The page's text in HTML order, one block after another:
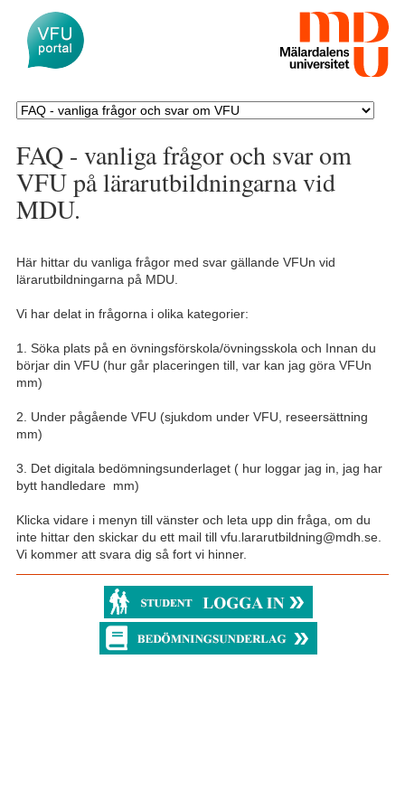
FAQ - vanliga frågor och svar om
VFU på lärarutbildningarna vid
MDU.
Här hittar du vanliga frågor med svar gällande VFUn vid
lärarutbildningarna på MDU.
Vi har delat in frågorna i olika kategorier:
1. Söka plats på en övningsförskola/övningsskola och Innan du
börjar din VFU (hur går placeringen till, var kan jag göra VFUn
mm)
2. Under pågående VFU (sjukdom under VFU, reseersättning
mm)
3. Det digitala bedömningsunderlaget ( hur loggar jag in, jag har
bytt handledare mm)
Klicka vidare i menyn till vänster och leta upp din fråga, om du
inte hittar den skickar du ett mail till vfu.lararutbildning@mdh.se.
Vi kommer att svara dig så fort vi hinner.